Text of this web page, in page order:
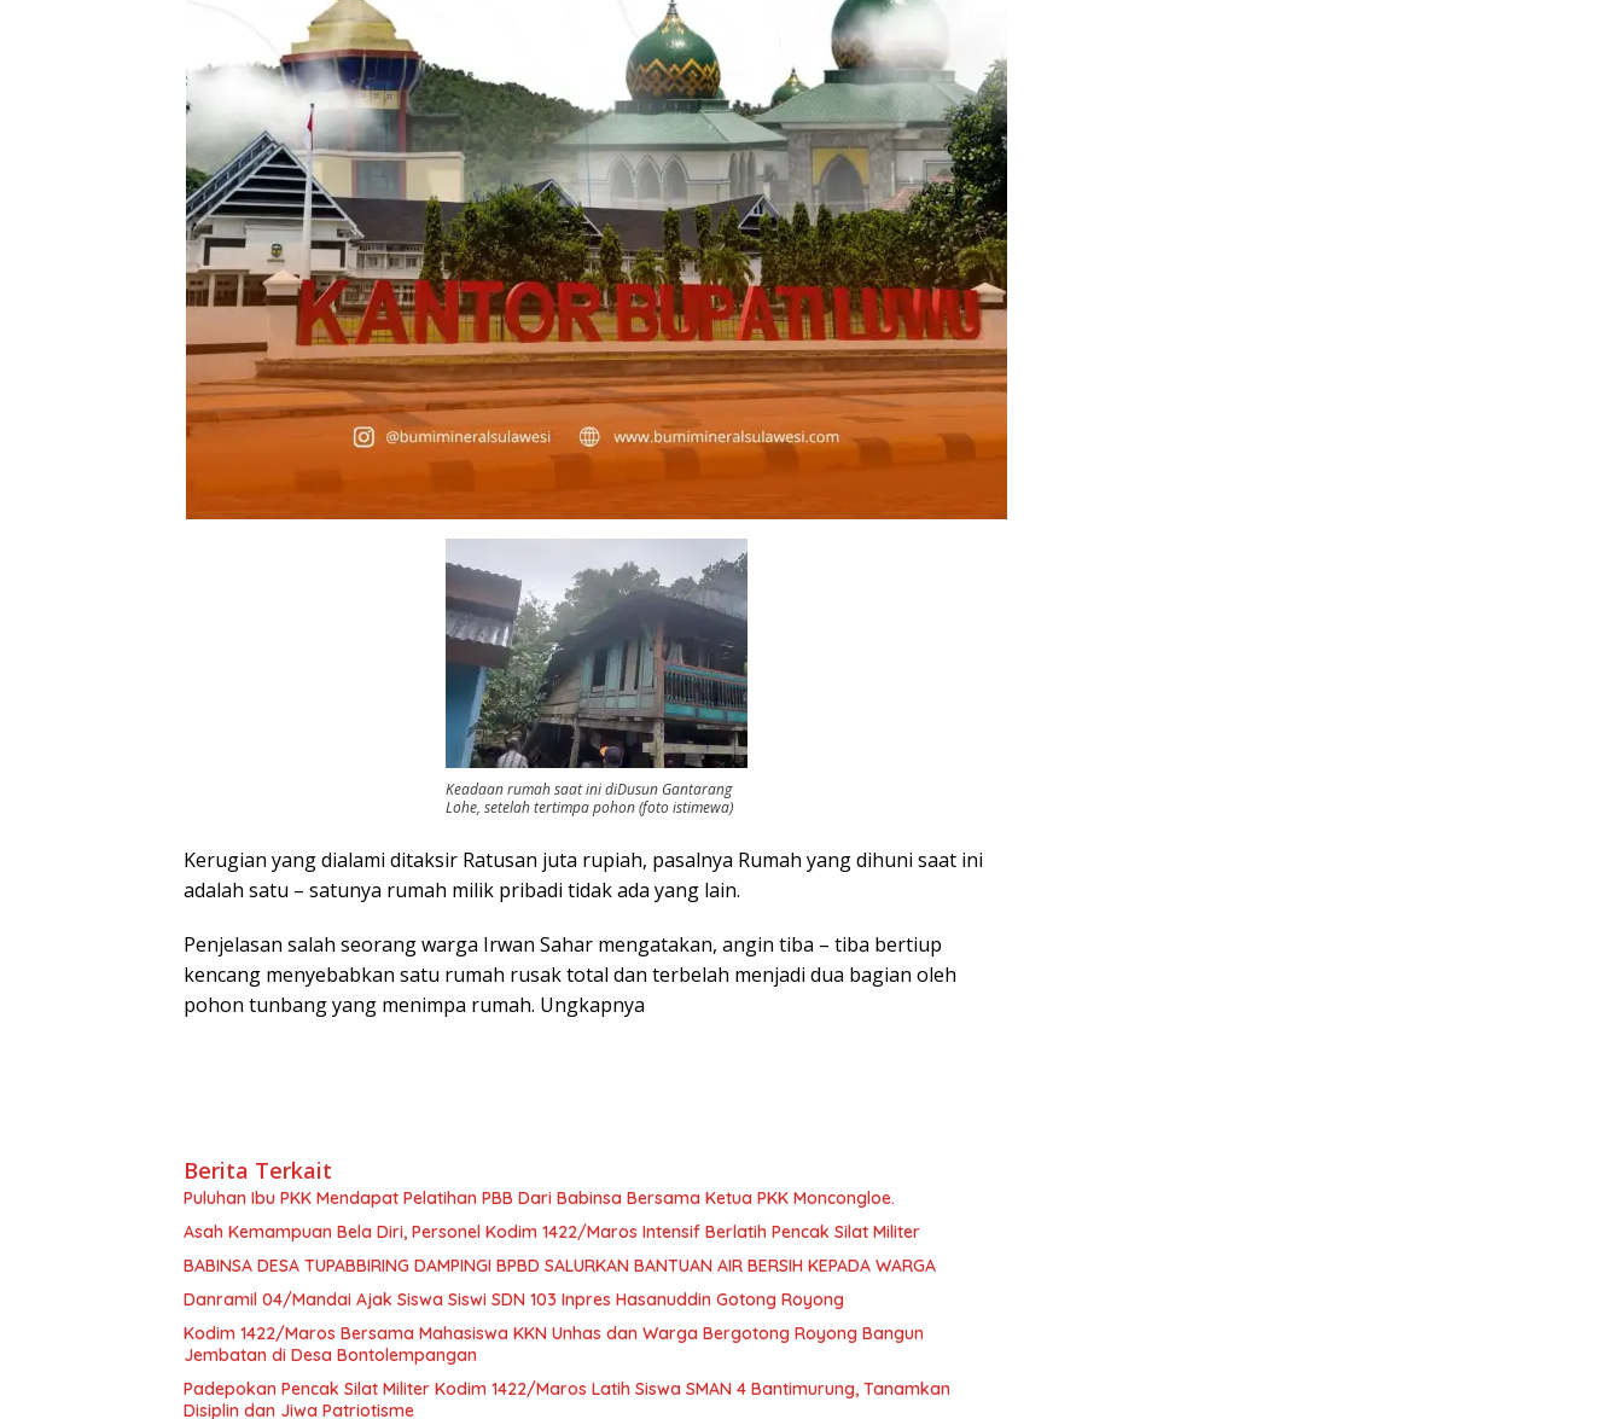
Keadaan rumah saat ini diDusun Gantarang
Lohe, setelah tertimpa pohon (foto istimewa)
Kerugian yang dialami ditaksir Ratusan juta rupiah, pasalnya Rumah yang dihuni saat ini
adalah satu – satunya rumah milik pribadi tidak ada yang lain.
Penjelasan salah seorang warga Irwan Sahar mengatakan, angin tiba – tiba bertiup
kencang menyebabkan satu rumah rusak total dan terbelah menjadi dua bagian oleh
pohon tunbang yang menimpa rumah. Ungkapnya
Berita Terkait
Puluhan Ibu PKK Mendapat Pelatihan PBB Dari Babinsa Bersama Ketua PKK Moncongloe.
Asah Kemampuan Bela Diri, Personel Kodim 1422/Maros Intensif Berlatih Pencak Silat Militer
BABINSA DESA TUPABBIRING DAMPINGI BPBD SALURKAN BANTUAN AIR BERSIH KEPADA WARGA
Danramil 04/Mandai Ajak Siswa Siswi SDN 103 Inpres Hasanuddin Gotong Royong
Kodim 1422/Maros Bersama Mahasiswa KKN Unhas dan Warga Bergotong Royong Bangun
Jembatan di Desa Bontolempangan
Padepokan Pencak Silat Militer Kodim 1422/Maros Latih Siswa SMAN 4 Bantimurung, Tanamkan
Disiplin dan Jiwa Patriotisme